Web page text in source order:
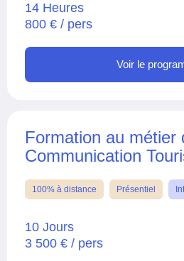
14 Heures
800 € / pers
Voir le
Formation au métier
Communication
100% à distance Présentiel
10 Jours
3 500 € / pers